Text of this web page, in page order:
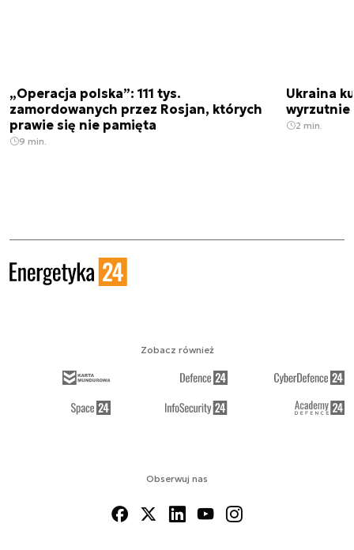
„Operacja polska”: 111 tys.
zamordowanych przez Rosjan, których
prawie się nie pamięta
9 min.
Ukraina
wyrzutnie
2 min.
Obserwuj nas
Zobacz również